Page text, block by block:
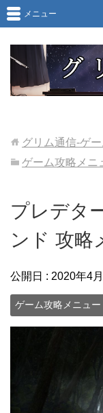
メニュー
グリム通信-ゲ
ゲーム攻略メニ
プレデタ
ンド 攻略
公開日 : 2020年4
ゲーム攻略メニュー